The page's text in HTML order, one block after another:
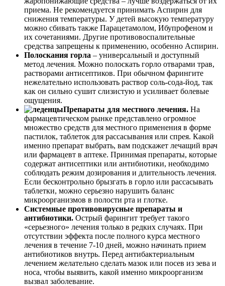
приема. Не рекомендуется принимать Аспирин для
снижения температуры. У детей высокую температуру
можно сбивать также Парацетамолом, Ибупрофеном и
их сочетаниями. Другие противовоспалительные
средства запрещены к применению, особенно Аспирин.
Полоскания горла – универсальный и доступный
метод лечения. Можно полоскать горло отварами трав,
растворами антисептиков. При обычном фарингите
нежелательно использовать раствор соль-сода-йод, так
как он сильно сушит слизистую и усиливает болевые
ощущения.
Препараты для местного лечения. На
фармацевтическом рынке представлено огромное
множество средств для местного применения в форме
пастилок, таблеток для рассасывания или спрея. Какой
именно препарат выбрать, вам подскажет лечащий врач
или фармацевт в аптеке. Принимая препараты, которые
содержат антисептики или антибиотики, необходимо
соблюдать режим дозирования и длительность лечения.
Если бесконтрольно брызгать в горло или рассасывать
таблетки, можно серьезно нарушить баланс
микроорганизмов в полости рта и глотке.
Системные противовирусные препараты и
антибиотики. Острый фарингит требует такого
«серьезного» лечения только в редких случаях. При
отсутствии эффекта после полного курса местного
лечения в течение 7-10 дней, можно начинать прием
антибиотиков внутрь. Перед антибактериальным
лечением желательно сделать мазок или посев из зева и
носа, чтобы выявить, какой именно микроорганизм
вызвал заболевание.